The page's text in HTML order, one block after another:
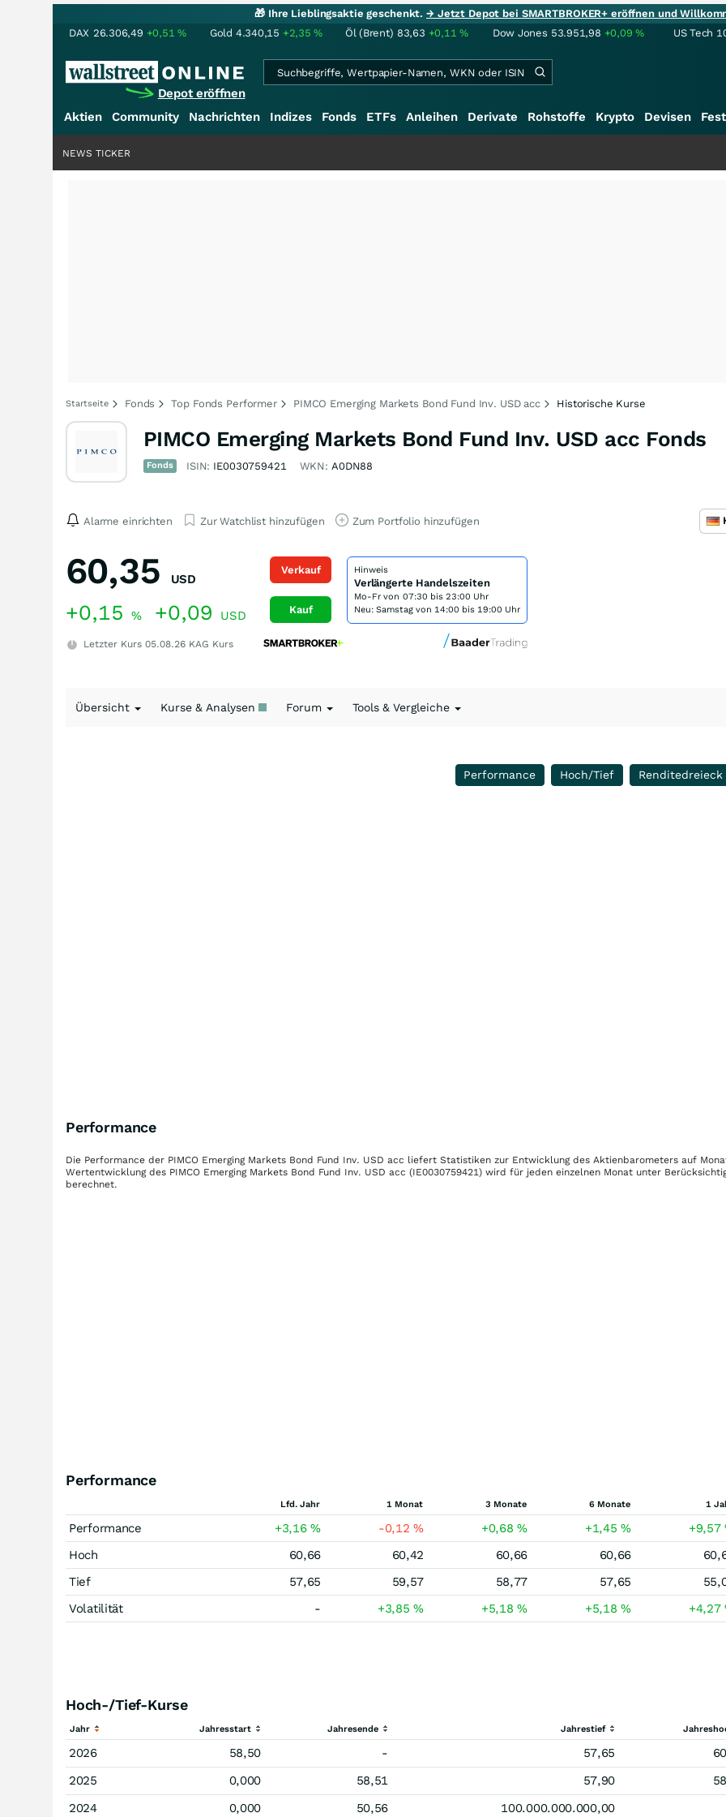
🎁 Ihre Lieblingsaktie geschenkt.→ Jetzt Depot bei SMARTBROKER+ eröffnen und
DAX 26.306,49 +0,51% Gold 4.340,15 +2,35% Öl (Brent) 83,63 +0,11% Dow Jones 53.951,98 +0,09% US Tech
Depot eröffnen
Aktien Community Nachrichten Indizes Fonds ETFs Anleihen Derivate Rohstoffe Krypto Devisen
NEWS TICKER
Startseite Fonds Top Fonds Performer PIMCO Emerging Markets Bond Fund Inv. USD acc Historische Kurse
PIMCO Emerging Markets Bond Fund Inv. USD acc Fonds
Fonds ISIN: IE0030759421 WKN: A0DN88
Alarme einrichten Zur Watchlist hinzufügen Zum Portfolio hinzufügen
60,35 USD
+0,15 % +0,09 USD
Letzter Kurs 05.08.26 KAG Kurs
Verkauf
Kauf
Hinweis
Verlängerte Handelszeiten
Mo-Fr von 07:30 bis 23:00 Uhr
Neu: Samstag von 14:00 bis 19:00 Uhr
Übersicht Kurse & Analysen Forum Tools & Vergleiche
Performance Hoch/Tief Renditedreieck
Performance
Die Performance der PIMCO Emerging Markets Bond Fund Inv. USD acc liefert Statistiken zur Entwicklung des Aktienbarometers auf
Wertentwicklung des PIMCO Emerging Markets Bond Fund Inv. USD acc (IE0030759421) wird für jeden einzelnen Monat unter
berechnet.
Performance
Lfd. Jahr 1 Monat 3 Monate 6 Monate 1
Performance +3,16% -0,12% +0,68% +1,45% +9,57
Hoch
60,66 60,42 60,66 60,66
Tief
57,65 59,57 58,77 57,65
Volatilität
- +3,85% +5,18% +5,18% +4,27
Hoch-/Tief-Kurse
Jahr Jahresstart Jahresende Jahrestief
2026 58,50 - 57,65
2025
0,000 58,51 57,90
2024
0,000 50,56 100.000.000.000,00